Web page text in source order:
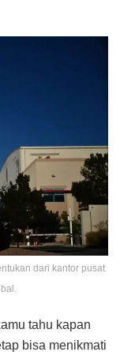
dari kantor pusat
tahu kapan
bisa menikmati